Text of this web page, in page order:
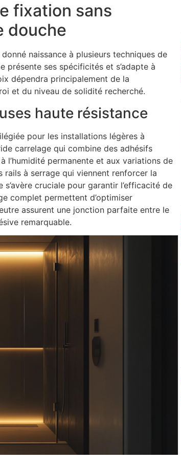
fixation sans
douche
naissance à plusieurs techniques de
ses spécificités et s’adapte à
dépendra principalement de la
et du niveau de solidité recherché.
haute résistance
pour les installations légères à
carrelage qui combine des adhésifs
l’humidité permanente et aux variations de
à serrage qui viennent renforcer la
cruciale pour garantir l’efficacité de
complet permettent d’optimiser
assurent une jonction parfaite entre le
remarquable.